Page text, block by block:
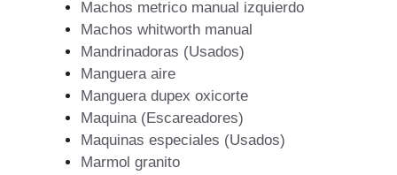
Machos metrico manual izquierdo
Machos whitworth manual
Mandrinadoras (Usados)
Manguera aire
Manguera dupex oxicorte
Maquina (Escareadores)
Maquinas especiales (Usados)
Marmol granito